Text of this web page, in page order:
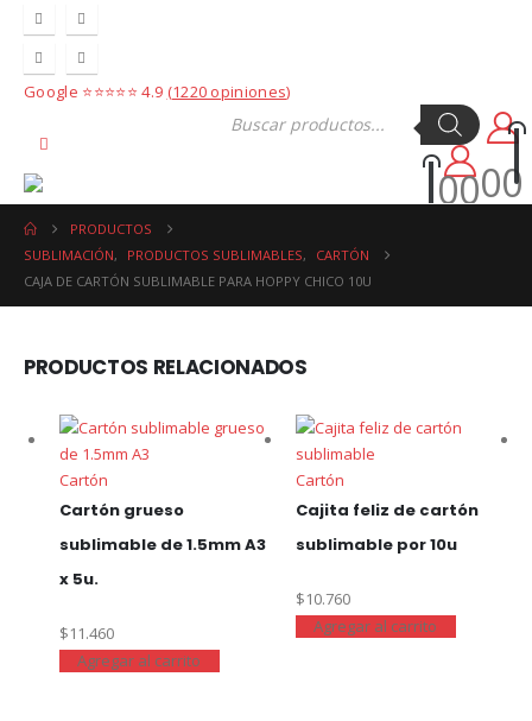
Google ⭐⭐⭐⭐⭐ 4.9 (1220 opiniones)
search
0000
PRODUCTOS
SUBLIMACIÓN, PRODUCTOS SUBLIMABLES,
CARTÓN
CAJA DE CARTÓN SUBLIMABLE PARA HOPPY CHICO 10U
PRODUCTOS RELACIONADOS
Cartón
Cartón grueso
sublimable de 1.5mm A3
x 5u.
$11.460
Agregar al carrito
Cartón
Cajita feliz de cartón
sublimable por 10u
$10.760
Agregar al carrito